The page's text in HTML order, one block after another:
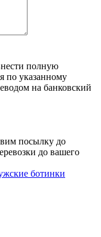
полную
по указанному
на банковский
посылку до
до вашего
ботинки